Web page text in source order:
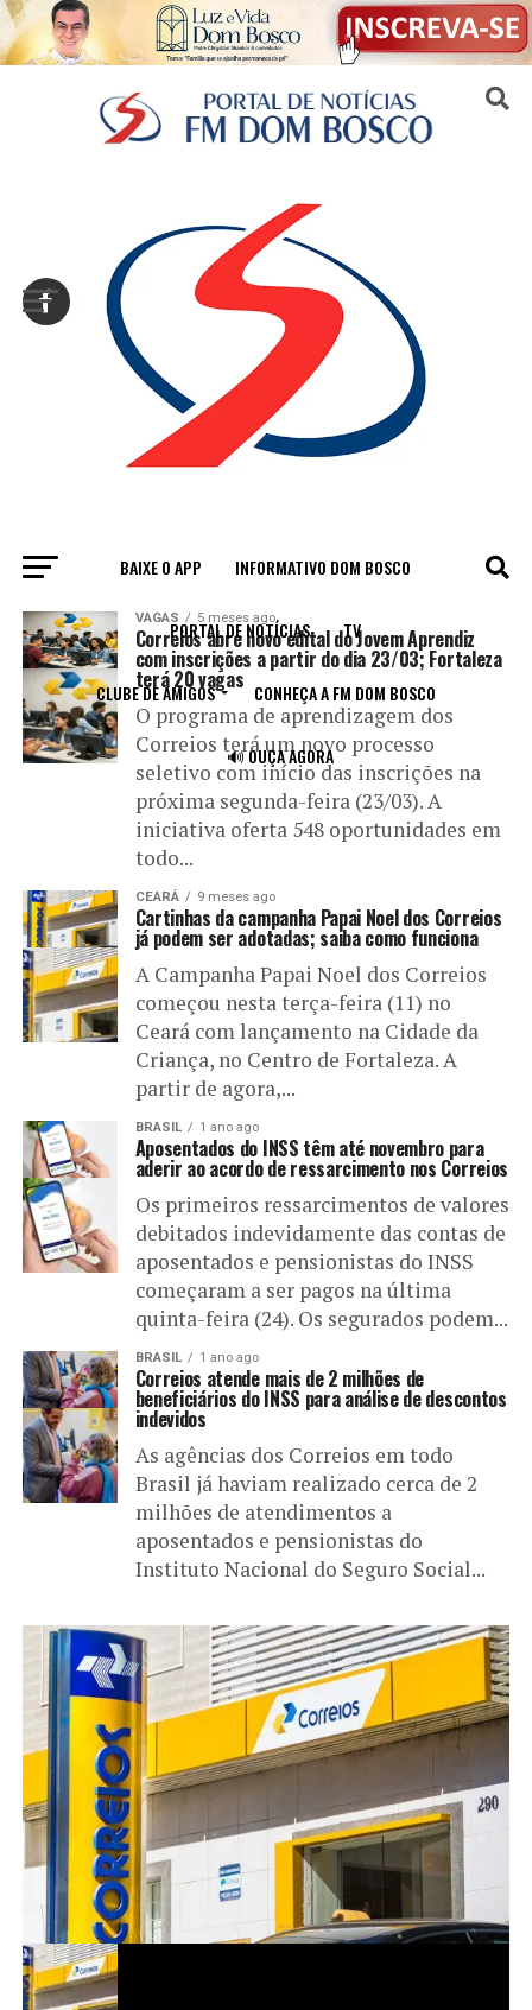
BAIXE O APP INFORMATIVO DOM BOSCO
PORTAL DE NOTÍCIAS TV
CLUBE DE AMIGOS CONHEÇA A FM DOM BOSCO
🔊 OUÇA AGORA
All posts tagged "Correios"
VAGAS 5 meses ago
Correios abre novo edital do Jovem Aprendiz
com inscrições a partir do dia 23/03; Fortaleza
terá 20 vagas
O programa de aprendizagem dos
Correios terá um novo processo
seletivo com início das inscrições na
próxima segunda-feira (23/03). A
iniciativa oferta 548 oportunidades em
todo...
CEARÁ 9 meses ago
Cartinhas da campanha Papai Noel dos Correios
já podem ser adotadas; saiba como funciona
A Campanha Papai Noel dos Correios
começou nesta terça-feira (11) no
Ceará com lançamento na Cidade da
Criança, no Centro de Fortaleza. A
partir de agora,...
BRASIL 1 ano ago
Aposentados do INSS têm até novembro para
aderir ao acordo de ressarcimento nos Correios
Os primeiros ressarcimentos de valores
debitados indevidamente das contas de
aposentados e pensionistas do INSS
começaram a ser pagos na última
quinta-feira (24). Os segurados podem...
BRASIL 1 ano ago
Correios atende mais de 2 milhões de
beneficiários do INSS para análise de descontos
indevidos
As agências dos Correios em todo
Brasil já haviam realizado cerca de 2
milhões de atendimentos a
aposentados e pensionistas do
Instituto Nacional do Seguro Social...
Sair da versão mobile